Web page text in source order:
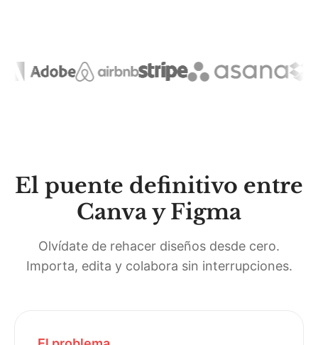
El puente definitivo entre
Canva y Figma
Olvídate de rehacer diseños desde cero.
Importa, edita y colabora sin interrupciones.